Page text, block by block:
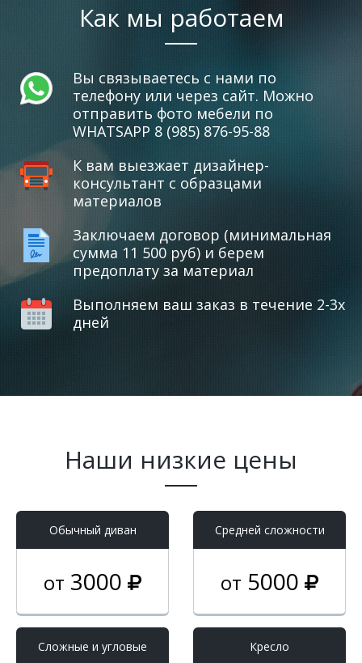
Как мы работаем
Вы связываетесь с нами по
телефону или через сайт. Можно
отправить фото мебели по
WHATSAPP 8 (985) 876-95-88
К вам выезжает дизайнер-
консультант с образцами
материалов
Заключаем договор (минимальная
сумма 11 500 руб) и берем
предоплату за материал
Выполняем ваш заказ в течение 2-3х
дней
Наши низкие цены
Обычный диван
от 3000
Средней сложности
от 5000
Cложные и угловые Кресло